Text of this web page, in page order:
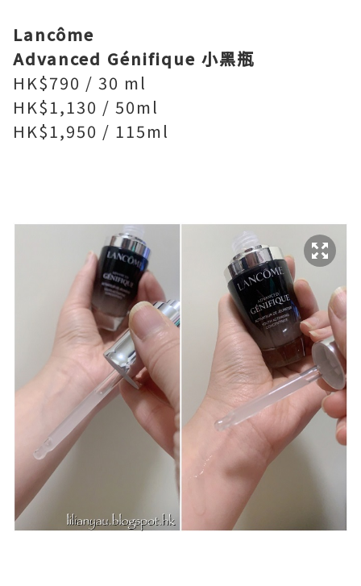
Lancôme
Advanced Génifique 小黑瓶
HK$790 / 30 ml
HK$1,130 / 50ml
HK$1,950 / 115ml